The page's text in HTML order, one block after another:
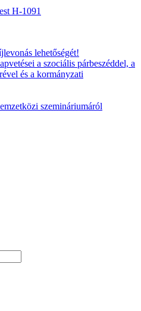
H-1091
lehetőségét!
a szociális párbeszéddel, a
és a kormányzati
szemináriumáról